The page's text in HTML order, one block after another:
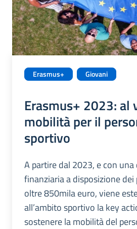
Erasmus+ Giovani
Erasmus+ 2023: al
mobilità per il
sportivo
A partire dal 2023, e con
finanziaria a disposizione
oltre 850mila euro, viene
all’ambito sportivo la key
sostenere la mobilità del